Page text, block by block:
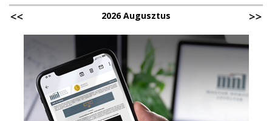
2026 Augusztus